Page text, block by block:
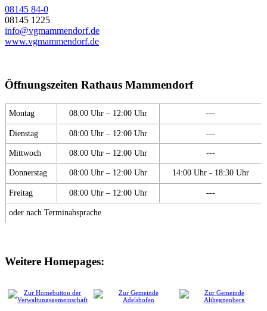
08145 84-0
08145 1225
info@vgmammendorf.de
www.vgmammendorf.de
Öffnungszeiten Rathaus Mammendorf
Montag 08:00 Uhr – 12:00 Uhr ---
Dienstag 08:00 Uhr – 12:00 Uhr ---
Mittwoch 08:00 Uhr – 12:00 Uhr ---
Donnerstag 08:00 Uhr – 12:00 Uhr 14:00 Uhr - 18:30 Uhr
Freitag 08:00 Uhr – 12:00 Uhr ---
oder nach Terminabsprache
Weitere Homepages: